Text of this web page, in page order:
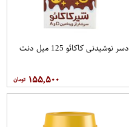
دسر نوشیدنی کاکائو 125 میل دنت
۱۵۵,۵۰۰